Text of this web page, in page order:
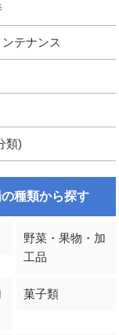
テナンス
類)
種類から探す
野菜・果物・加
工品
菓子類